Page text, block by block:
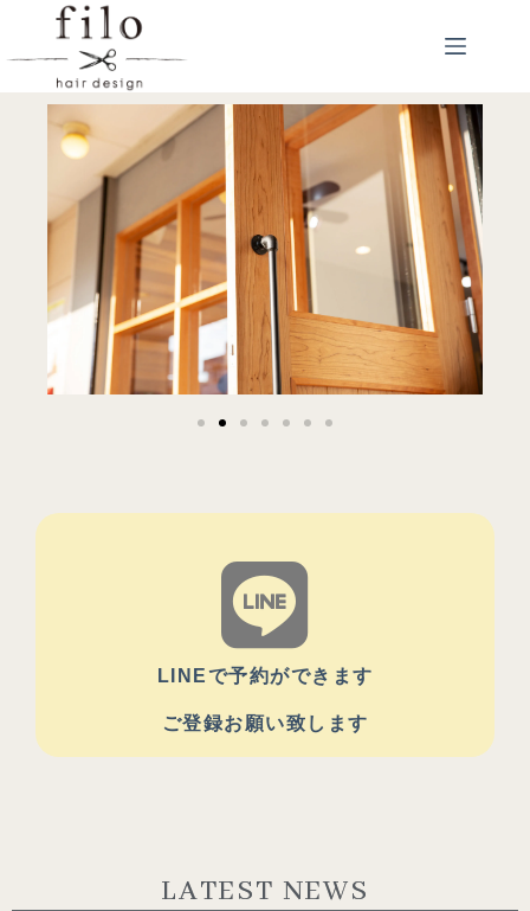
LINEで予約ができます
ご登録お願い致します
LATEST NEWS